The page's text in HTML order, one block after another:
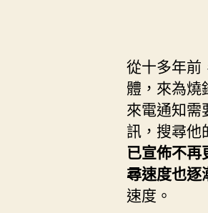
從十多年前
體，來為燒
來電通知需
訊，搜尋他
已宣佈不再
尋速度也逐
速度。